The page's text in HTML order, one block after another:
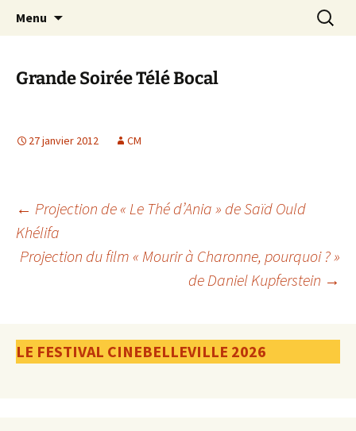
Canal Marches
Menu
Grande Soirée Télé Bocal
27 janvier 2012 CM
Navigation
des
← Projection de « Le Thé d’Ania » de Saïd Ould
Khélifa
Projection du film « Mourir à Charonne, pourquoi ? »
de Daniel Kupferstein →
LE FESTIVAL CINEBELLEVILLE 2026